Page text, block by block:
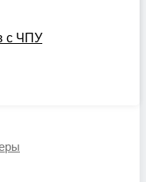
с ЧПУ